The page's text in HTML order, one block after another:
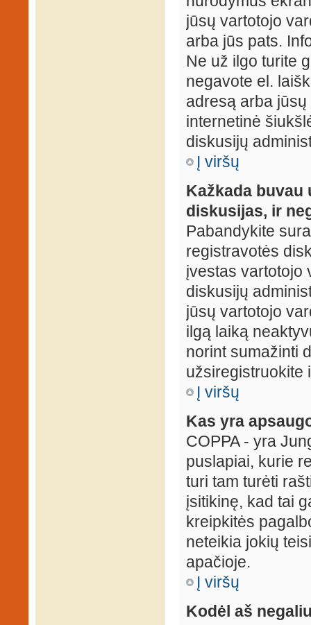
jūsų vartotojo
arba jūs pats.
Ne už ilgo turite
negavote el.
adresą arba
internetinė
diskusijų
Į viršų
Kažkada buvau
diskusijas, ir
Pabandykite
registravotės
įvestas vartotojo
diskusijų
jūsų vartotojo
ilgą laiką
norint sumažinti
užsiregistruokite
Į viršų
Kas yra
COPPA - yra
puslapiai, kurie
turi tam turėti
įsitikinę, kad tai
kreipkitės
neteikia jokių
apačioje.
Į viršų
Kodėl aš